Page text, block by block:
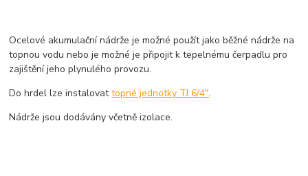
Ocelové akumulační nádrže je možné použít jako běžné nádrže na
topnou vodu nebo je možné je připojit k tepelnému čerpadlu pro
zajištění jeho plynulého provozu.
Do hrdel lze instalovattopné jednotky TJ 6/4".
Nádrže jsou dodávány včetně izolace.